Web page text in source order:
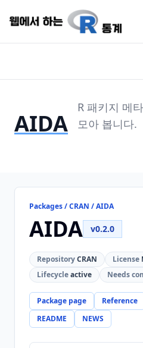
AIDA
R 패키지 메
모아 봅니다.
Packages / CRAN / AIDA
AIDA v0.2.0
RepositoryCRAN License
Lifecycleactive Needs
Package page Reference
README
NEWS